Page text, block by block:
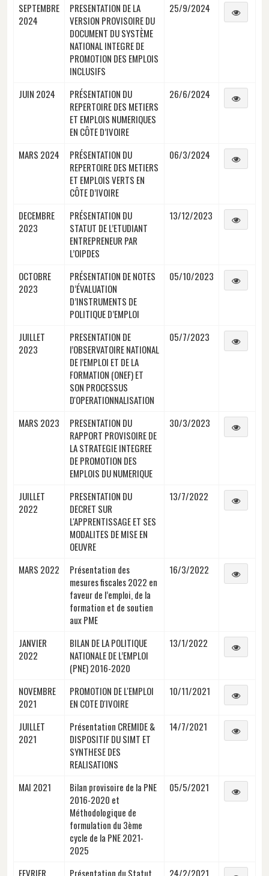
SEPTEMBRE
2024
PRESENTATION DE LA
VERSION PROVISOIRE DU
DOCUMENT DU SYSTÈME
NATIONAL INTEGRE DE
PROMOTION DES EMPLOIS
INCLUSIFS
25/9/2024
JUIN 2024
PRÉSENTATION DU
REPERTOIRE DES METIERS
ET EMPLOIS NUMERIQUES
EN CÔTE D’IVOIRE
26/6/2024
MARS 2024
PRÉSENTATION DU
REPERTOIRE DES METIERS
ET EMPLOIS VERTS EN
CÔTE D’IVOIRE
06/3/2024
DECEMBRE
2023
PRÉSENTATION DU
STATUT DE L’ETUDIANT
ENTREPRENEUR PAR
L’OIPDES
13/12/2023
OCTOBRE
2023
PRÉSENTATION DE NOTES
D’ÉVALUATION
D’INSTRUMENTS DE
POLITIQUE D’EMPLOI
05/10/2023
JUILLET
2023
PRESENTATION DE
l’OBSERVATOIRE NATIONAL
DE l’EMPLOI ET DE LA
FORMATION (ONEF) ET
SON PROCESSUS
D'OPERATIONNALISATION
05/7/2023
MARS 2023
PRESENTATION DU
RAPPORT PROVISOIRE DE
LA STRATEGIE INTEGREE
DE PROMOTION DES
EMPLOIS DU NUMERIQUE
30/3/2023
JUILLET
2022
PRESENTATION DU
DECRET SUR
L'APPRENTISSAGE ET SES
MODALITES DE MISE EN
OEUVRE
13/7/2022
MARS 2022
Présentation des
mesures fiscales 2022 en
faveur de l’emploi, de la
formation et de soutien
aux PME
16/3/2022
JANVIER
2022
BILAN DE LA POLITIQUE
NATIONALE DE L’EMPLOI
(PNE) 2016-2020
13/1/2022
NOVEMBRE
2021
PROMOTION DE L'EMPLOI
EN COTE D'IVOIRE
10/11/2021
JUILLET
2021
Présentation CREMIDE &
DISPOSITIF DU SIMT ET
SYNTHESE DES
REALISATIONS
14/7/2021
MAI 2021
Bilan provisoire de la PNE
2016-2020 et
Méthodologique de
formulation du 3ème
cycle de la PNE 2021-
2025
05/5/2021
FEVRIER Présentation du Statut 24/2/2021